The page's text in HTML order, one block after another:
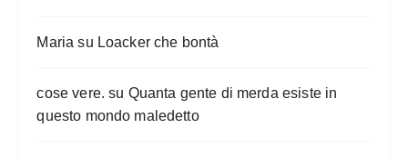
Maria su Loacker che bontà
cose vere. su Quanta gente di merda esiste in
questo mondo maledetto